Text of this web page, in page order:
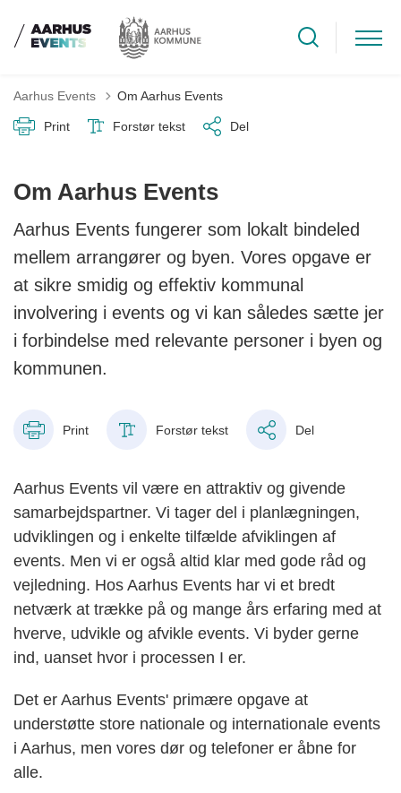
Aarhus Events Om Aarhus Events
Print Forstør tekst Del
Om Aarhus Events
Aarhus Events fungerer som lokalt bindeled
mellem arrangører og byen. Vores opgave er
at sikre smidig og effektiv kommunal
involvering i events og vi kan således sætte jer
i forbindelse med relevante personer i byen og
kommunen.
Print Forstør tekst Del
Aarhus Events vil være en attraktiv og givende
samarbejdspartner. Vi tager del i planlægningen,
udviklingen og i enkelte tilfælde afviklingen af
events. Men vi er også altid klar med gode råd og
vejledning. Hos Aarhus Events har vi et bredt
netværk at trække på og mange års erfaring med at
hverve, udvikle og afvikle events. Vi byder gerne
ind, uanset hvor i processen I er.
Det er Aarhus Events' primære opgave at
understøtte store nationale og internationale events
i Aarhus, men vores dør og telefoner er åbne for
alle.